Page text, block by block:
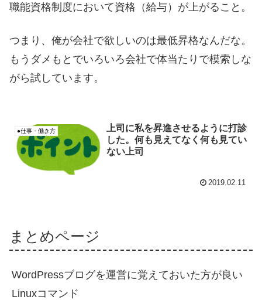
職能資格制度において資格（給与）が上がること。
つまり、俺が会社で欲しいのは最低昇格なんだな。
もうダメもとでいろいろ会社で体当たりで模索しな
がら試しています。
●仕事・働き方
上司に私を昇進させるように打診
した。何も見えてなく何も見てい
ない上司
2019.02.11
まとめページ
WordPressブログを運営に覚えておいた方が良い
Linuxコマンド